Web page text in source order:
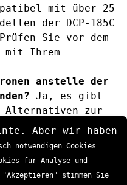
mit über 25
der DCP-185C
Sie vor dem
Ihrem
anstelle der
Ja, es gibt
Alternativen zur
Diese bieten oft
Verhältnis,
Druckqualität und
Original-Patrone
Aber wir haben
notwendigen Cookies
für Analyse und
stimmen Sie